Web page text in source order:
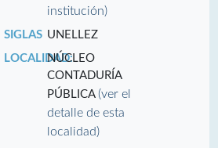
institución)
SIGLAS UNELLEZ
LOCALIDAD:NÚCLEO
CONTADURÍA
PÚBLICA(ver el
detalle de esta
localidad)